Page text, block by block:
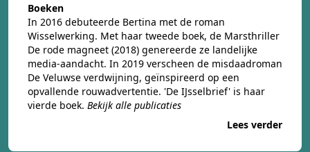
Boeken
In 2016 debuteerde Bertina met de roman
Wisselwerking. Met haar tweede boek, de Marsthriller
De rode magneet (2018) genereerde ze landelijke
media-aandacht. In 2019 verscheen de misdaadroman
De Veluwse verdwijning, geïnspireerd op een
opvallende rouwadvertentie. 'De IJsselbrief' is haar
vierde boek. Bekijk alle publicaties
Lees verder